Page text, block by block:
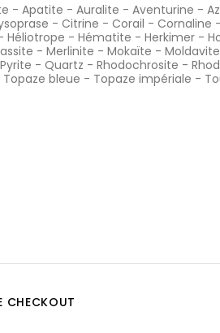
- Apatite - Auralite - Aventurine -
- Citrine - Corail - Cornaline
Héliotrope - Hématite - Herkimer -
- Merlinite - Mokaïte - Moldavite
Pyrite - Quartz - Rhodochrosite -
Topaze bleue - Topaze impériale -
CHECKOUT